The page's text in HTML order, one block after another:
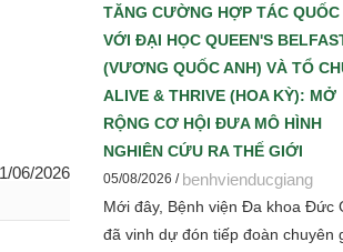
06/2026
nhật những tiến bộ mới trong
đoán, điều trị và quản lý bệnh
mạn cho đội ngũ cán bộ y tế.
TĂNG CƯỜNG HỢP TÁC QUỐC
VỚI ĐẠI HỌC QUEEN'S
(VƯƠNG QUỐC ANH) VÀ TỔ
ALIVE & THRIVE (HOA KỲ): MỞ
RỘNG CƠ HỘI ĐƯA MÔ HÌNH
NGHIÊN CỨU RA THẾ GIỚI
05/08/2026 / benhvienducgiang
Mới đây, Bệnh viện Đa khoa Đức
đã vinh dự đón tiếp đoàn chuyên